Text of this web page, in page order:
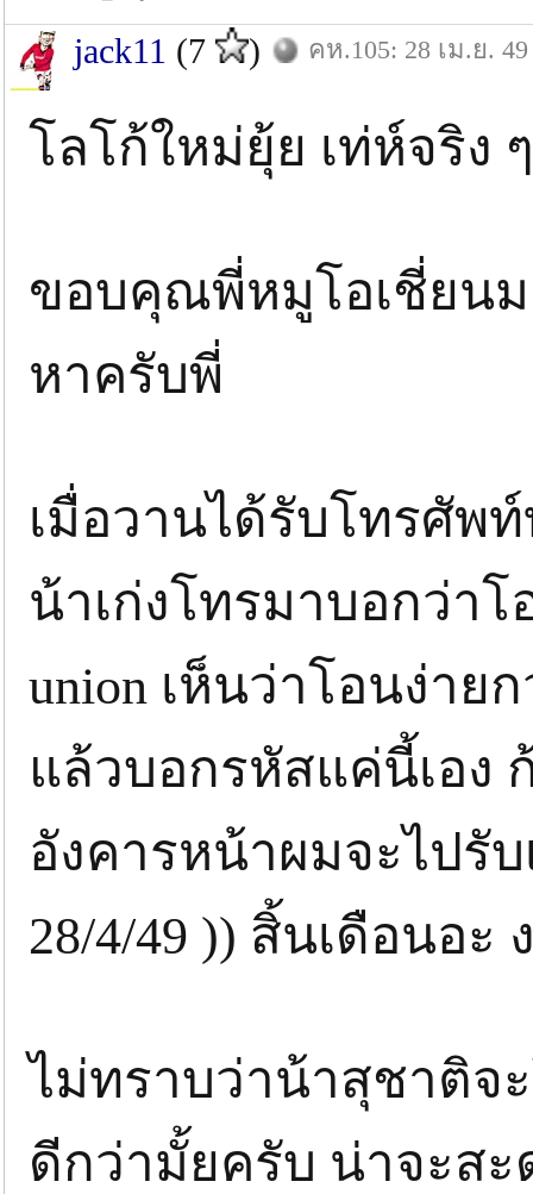
jack11 (7 ) คห.105: 28 เม.ย. 49
โลโก้ใหม่ยุ้ย เท่ห์จริง
ขอบคุณพี่หมูโอเชี่ยนม
หาครับพี่
เมื่อวานได้รับโทรศัพ
น้าเก่งโทรมาบอกว่าโ
union เห็นว่าโอนง่าย
แล้วบอกรหัสแค่นี้เอง
อังคารหน้าผมจะไปรั
28/4/49 )) สิ้นเดือนอ
ไม่ทราบว่าน้าสุชาติจะ
ดีกว่ามั้ยครับ น่าจะสะ